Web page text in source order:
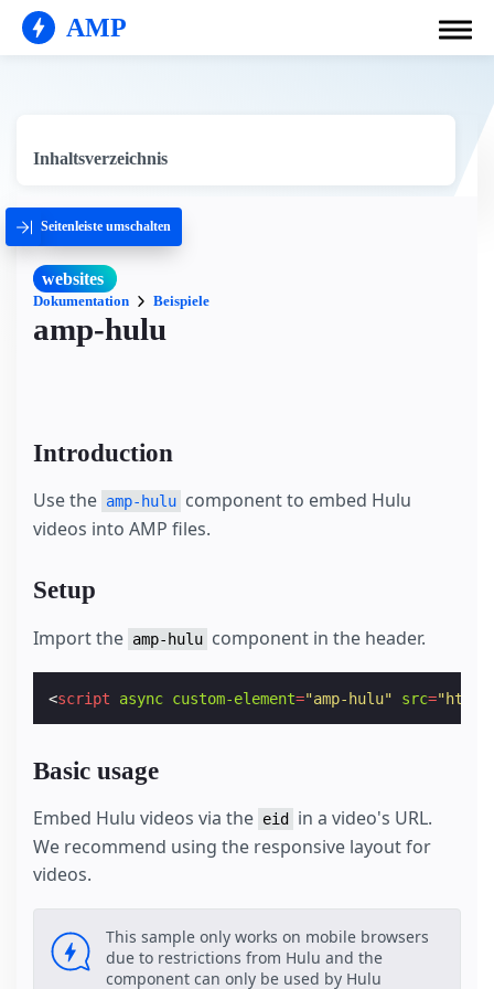
AMP
Inhaltsverzeichnis
Seitenleiste umschalten
websites
Dokumentation Beispiele
amp-hulu
Introduction
Use the amp-hulu component to embed Hulu
videos into AMP files.
Setup
Import the amp-hulu component in the header.
<script async custom-element="amp-hulu" src=
Basic usage
Embed Hulu videos via the eid
in a video's URL.
We recommend using the responsive layout for
videos.
This sample only works on mobile browsers
due to restrictions from Hulu and the
component can only be used by Hulu